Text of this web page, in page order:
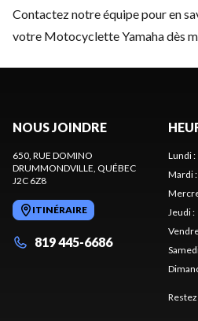
Contactez notre équipepour en
votre Motocyclette Yamaha dès
NOUS JOINDRE
650, RUE DOMINO
DRUMMONDVILLE, QUÉBEC
J2C 6Z8
ITINÉRAIRE
819 445-6686
Lundi:
Mardi:
Jeudi: